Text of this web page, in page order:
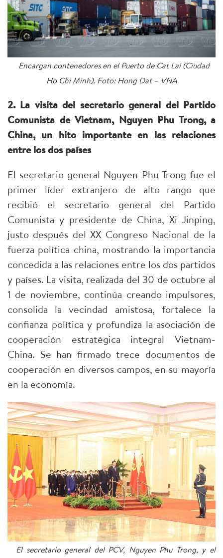
Encargan contenedores en el Puerto de Cat Lai (Ciudad
Ho Chi Minh). Foto: Hong Dat – VNA
2. La visita del secretario general del Partido
Comunista de Vietnam, Nguyen Phu Trong, a
China, un hito importante en las relaciones
entre los dos países
El secretario general Nguyen Phu Trong fue el
primer líder extranjero de alto rango que
recibió el secretario general del Partido
Comunista y presidente de China, Xi Jinping,
justo después del XX Congreso Nacional de la
fuerza política china, mostrando la importancia
concedida a las relaciones entre los dos partidos
y países. La visita, realizada del 30 de octubre al
1 de noviembre, continúa creando impulsores,
consolida la vecindad amistosa, fortalece la
confianza política y profundiza la asociación de
cooperación estratégica integral Vietnam-
China. Se han firmado trece documentos de
cooperación en diversos campos, en su mayoría
en la economía.
El secretario general del PCV, Nguyen Phu Trong, y el